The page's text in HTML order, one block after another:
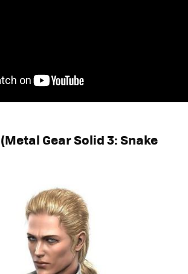
Gear Solid 3: Snake